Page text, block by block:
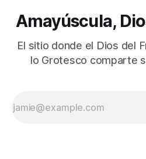
Amayúscula,
El sitio donde el Dios del
lo Grotesco comparte